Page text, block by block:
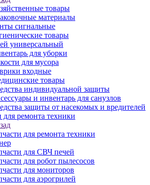
товары
материалы
сигнальные
товары
универсальный
для уборки
для мусора
входные
товары
индивидуальной защиты
и инвентарь для санузлов
защиты от насекомых и вредителей
для ремонта техники
для ремонта техники
для СВЧ печей
для робот пылесосов
для мониторов
для аэрогрилей